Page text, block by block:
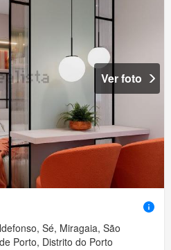
Ver foto
Sé, Miragaia, São
Porto, Distrito do Porto